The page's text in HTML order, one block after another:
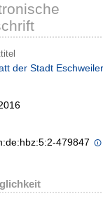
der Stadt Eschweiler
479847